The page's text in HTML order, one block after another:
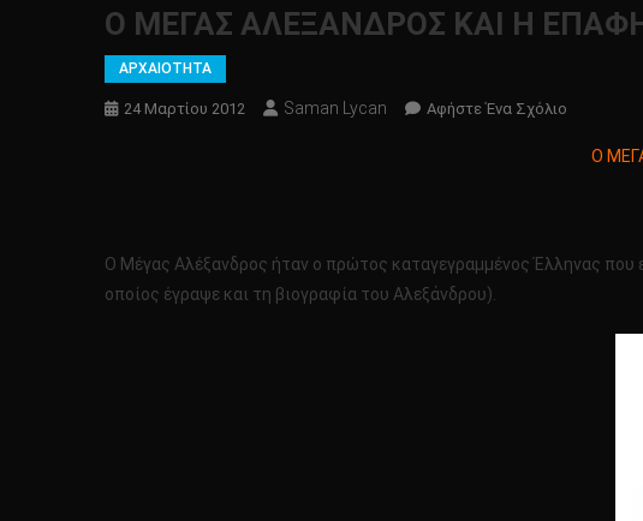
Ο ΜΕΓΑΣ ΑΛΕΞΑΝΔΡΟΣ ΚΑΙ Η ΕΠΑΦΗ
ΑΡΧΑΙΟΤΗΤΑ
24 Μαρτίου 2012 Saman Lycan Αφήστε Ένα Σχόλιο
Η
Ο
Ο Μέγας Αλέξανδρος ήταν ο πρώτος καταγεγραμμένος Έλληνας που
οποίος έγραψε και τη βιογραφία του Αλεξάνδρου).